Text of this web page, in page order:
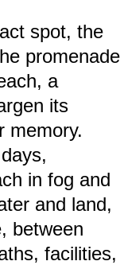
spot, the
promenade
a
its
memory.
in fog and
and land,
between
facilities,